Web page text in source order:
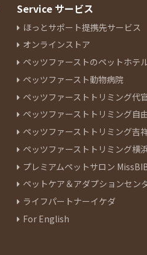
Service サービス
ほっとサポート提携先サービス
オンラインストア
ペッツファーストのペットホテ
ペッツファースト動物病院
ペッツファーストトリミング代
ペッツファーストトリミング自
ペッツファーストトリミング吉
ペッツファーストトリミング横
プレミアムペットサロン
ペットケア＆アダプションセン
ライフパートナーイケダ
For English